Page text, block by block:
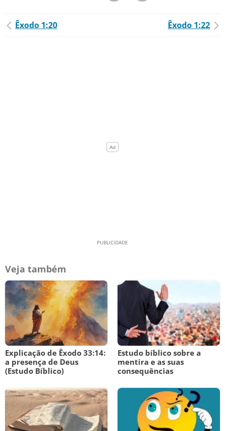
Êxodo 1:20 Êxodo 1:22
Veja também
Explicação de Êxodo 33:14:
a presença de Deus
(Estudo Bíblico)
Estudo bíblico sobre a
mentira e as suas
consequências